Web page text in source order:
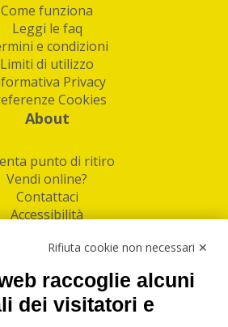
Come funziona
Leggi le faq
e condizioni
Limiti di utilizzo
Privacy
Cookies
About
punto di ritiro
Vendi online?
Contattaci
Accessibilità
Facebook
Linkedin
Rifiuta cookie non necessari ✕
raccoglie alcuni
dei visitatori e